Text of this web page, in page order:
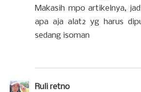
Makasih mpo artikelnya,
apa aja alat2 yg harus
sedang isoman
Ruli retno